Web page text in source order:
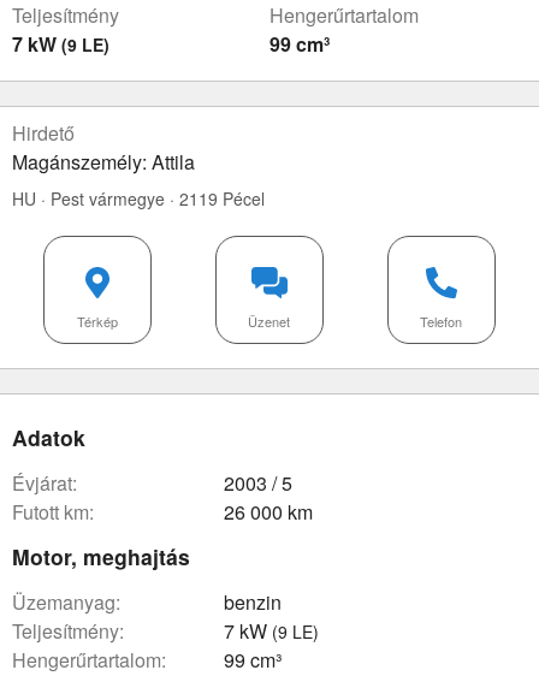
Teljesítmény
7 kW (9 LE)
Hengerűrtartalom
99 cm³
Hirdető
Magánszemély: Attila
HU · Pest vármegye · 2119 Pécel
Telefon
Üzenet
Térkép
Adatok
évjárat:
2003 / 5
futott km:
26 000 km
Motor, meghajtás
üzemanyag:
benzin
teljesítmény:
7 kW (9 LE)
hengerűrtartalom: 99 cm³